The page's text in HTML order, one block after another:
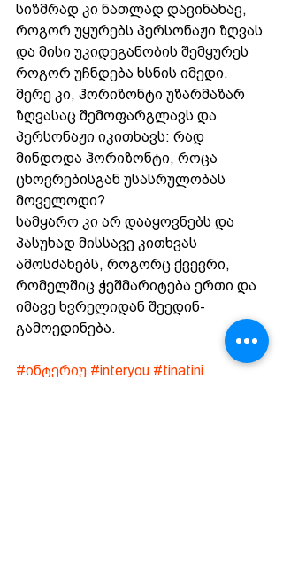
სიზმრად კი ნათლად დავინახავ,
როგორ უყურებს პერსონაჟი ზღვას
და მისი უკიდეგანობის შემყურეს
როგორ უჩნდება ხსნის იმედი.
მერე კი, ჰორიზონტი უზარმაზარ
ზღვასაც შემოფარგლავს და
პერსონაჟი იკითხავს: რად
მინდოდა ჰორიზონტი, როცა
ცხოვრებისგან უსასრულობას
მოველოდი?
სამყარო კი არ დააყოვნებს და
პასუხად მისსავე კითხვას
ამოსძახებს, როგორც ქვევრი,
რომელშიც ჭეშმარიტება ერთი და
იმავე ხვრელიდან შეედინ-
გამოედინება.
#ინტერიუ #interyou #tinatini